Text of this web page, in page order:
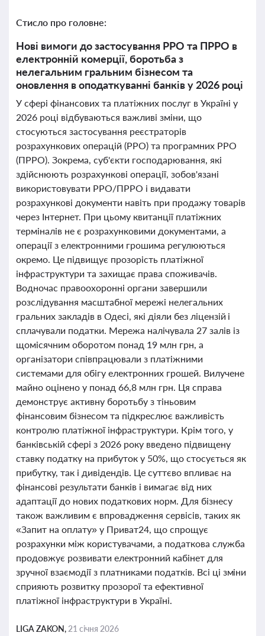
Стисло про головне:
Нові вимоги до застосування РРО та ПРРО в
електронній комерції, боротьба з
нелегальним гральним бізнесом та
оновлення в оподаткуванні банків у 2026 році
У сфері фінансових та платіжних послуг в Україні у
2026 році відбуваються важливі зміни, що
стосуються застосування реєстраторів
розрахункових операцій (РРО) та програмних РРО
(ПРРО). Зокрема, суб'єкти господарювання, які
здійснюють розрахункові операції, зобов'язані
використовувати РРО/ПРРО і видавати
розрахункові документи навіть при продажу товарів
через Інтернет. При цьому квитанції платіжних
терміналів не є розрахунковими документами, а
операції з електронними грошима регулюються
окремо. Це підвищує прозорість платіжної
інфраструктури та захищає права споживачів.
Водночас правоохоронні органи завершили
розслідування масштабної мережі нелегальних
гральних закладів в Одесі, які діяли без ліцензій і
сплачували податки. Мережа налічувала 27 залів із
щомісячним оборотом понад 19 млн грн, а
організатори співпрацювали з платіжними
системами для обігу електронних грошей. Вилучене
майно оцінено у понад 66,8 млн грн. Ця справа
демонструє активну боротьбу з тіньовим
фінансовим бізнесом та підкреслює важливість
контролю платіжної інфраструктури. Крім того, у
банківській сфері з 2026 року введено підвищену
ставку податку на прибуток у 50%, що стосується як
прибутку, так і дивідендів. Це суттєво впливає на
фінансові результати банків і вимагає від них
адаптації до нових податкових норм. Для бізнесу
також важливим є впровадження сервісів, таких як
«Запит на оплату» у Приват24, що спрощує
розрахунки між користувачами, а податкова служба
продовжує розвивати електронний кабінет для
зручної взаємодії з платниками податків. Всі ці зміни
сприяють розвитку прозорої та ефективної
платіжної інфраструктури в Україні.
LIGA ZAKON, 21 січня 2026